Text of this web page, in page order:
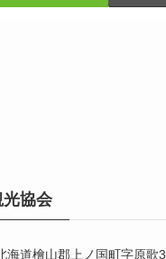
協会
道檜山郡上ノ国町字原歌3